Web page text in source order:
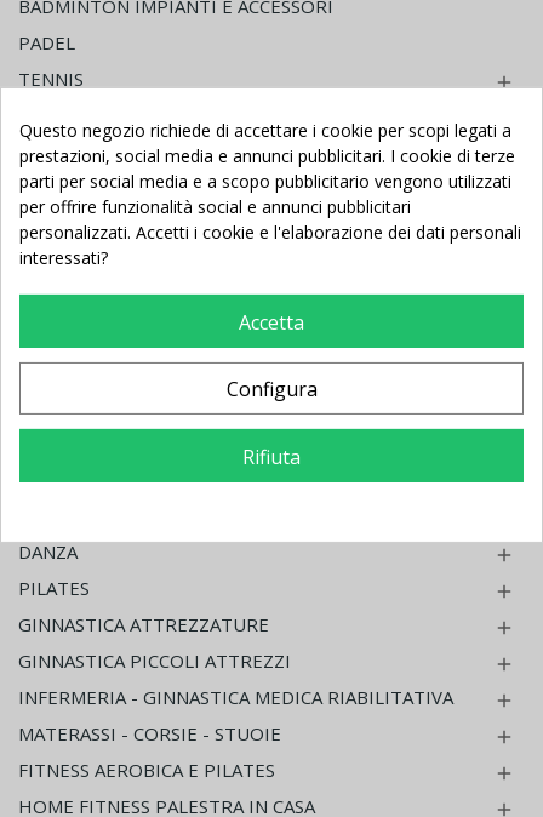
BADMINTON IMPIANTI E ACCESSORI
PADEL
TENNIS

PALLAMANO 
RUGBY PORTE E ACCESSORI 
TABELLONI ELETTRONICI 
ARTICOLI SPORTIVI TRIAL
PALLONI MIKASA 
RECINZIONI CAMPI SPORTIVI
ATLETICA LEGGERA

GYMNOVA ATTREZZATURE 
DANZA 
PILATES 
GINNASTICA ATTREZZATURE 
GINNASTICA PICCOLI ATTREZZI 
INFERMERIA - GINNASTICA MEDICA RIABILITATIVA 
MATERASSI - CORSIE - STUOIE 
FITNESS AEROBICA E PILATES 
HOME FITNESS PALESTRA IN CASA 
Questo negozio richiede di accettare i cookie per scopi legati a
prestazioni, social media e annunci pubblicitari. I cookie di terze
parti per social media e a scopo pubblicitario vengono utilizzati
per offrire funzionalità social e annunci pubblicitari
personalizzati. Accetti i cookie e l'elaborazione dei dati personali
interessati?
Accetta
Configura
Rifiuta